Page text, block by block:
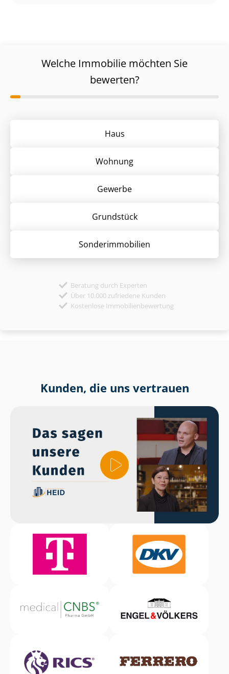
Welche Immobilie möchten Sie
bewerten?
Haus
Wohnung
Gewerbe
Grund­stück
Sonder­immobilien
Beratung durch Experten
Über 10.000 zufriedene Kunden
Kostenlose Immobilienbewertung
Kunden, die uns vertrauen